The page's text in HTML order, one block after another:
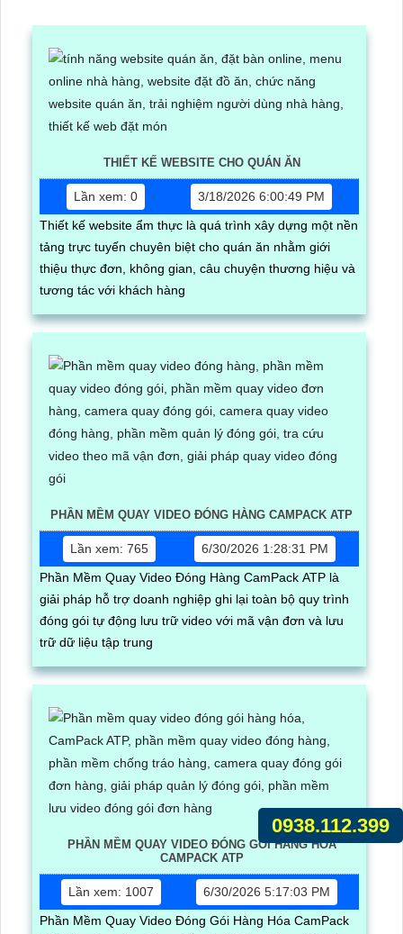
THIẾT KẾ WEBSITE CHO QUÁN ĂN
Lần xem: 0
3/18/2026 6:00:49 PM
Thiết kế website ẩm thực là quá trình xây dựng một nền
tảng trực tuyến chuyên biệt cho quán ăn nhằm giới
thiệu thực đơn, không gian, câu chuyện thương hiệu và
tương tác với khách hàng
PHẦN MỀM QUAY VIDEO ĐÓNG HÀNG CAMPACK ATP
Lần xem: 765
6/30/2026 1:28:31 PM
Phần Mềm Quay Video Đóng Hàng CamPack ATP là
giải pháp hỗ trợ doanh nghiệp ghi lại toàn bộ quy trình
đóng gói tự động lưu trữ video với mã vận đơn và lưu
trữ dữ liệu tập trung
PHẦN MỀM QUAY VIDEO ĐÓNG GÓI HÀNG HÓA
CAMPACK ATP
Lần xem: 1007
6/30/2026 5:17:03 PM
Phần Mềm Quay Video Đóng Gói Hàng Hóa CamPack
0938.112.399